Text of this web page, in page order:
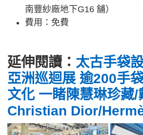
南豐紗廠地下G16 舖）
費用：免費
延伸閱讀： 太古手袋
亞洲巡迴展 逾200手
文化 一睹陳慧琳珍藏/
Christian Dior/